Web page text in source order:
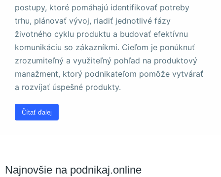
postupy, ktoré pomáhajú identifikovať potreby
trhu, plánovať vývoj, riadiť jednotlivé fázy
životného cyklu produktu a budovať efektívnu
komunikáciu so zákazníkmi. Cieľom je ponúknuť
zrozumiteľný a využiteľný pohľad na produktový
manažment, ktorý podnikateľom pomôže vytvárať
a rozvíjať úspešné produkty.
Čítať ďalej
Najnovšie na podnikaj.online